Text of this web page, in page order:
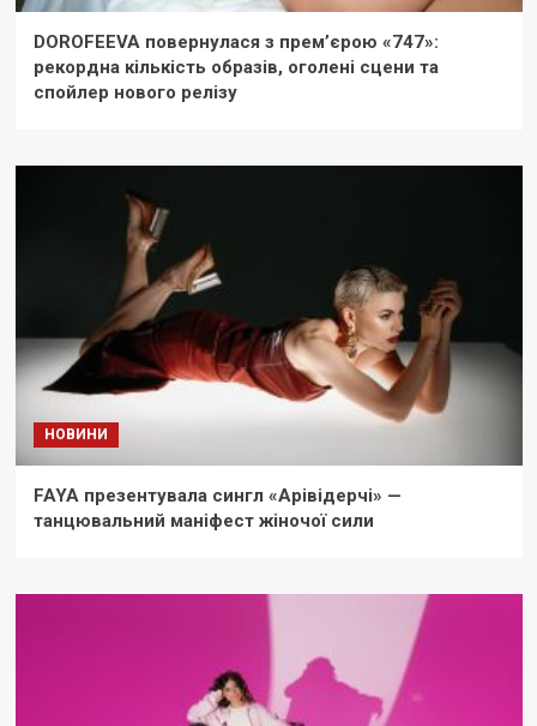
DOROFEEVA повернулася з прем’єрою «747»:
рекордна кількість образів, оголені сцени та
спойлер нового релізу
НОВИНИ
FAYA презентувала сингл «Арівідерчі» —
танцювальний маніфест жіночої сили